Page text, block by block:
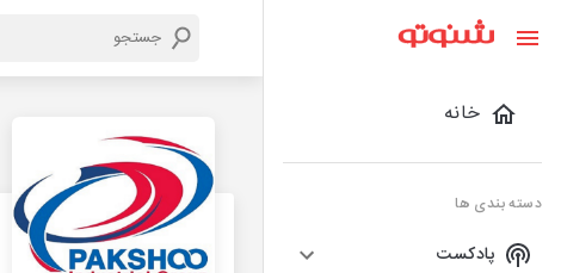
خانه
دسته بندی ها
پادکست